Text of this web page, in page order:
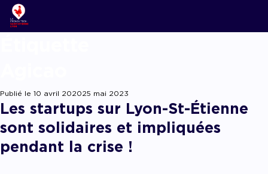
Les
Agenda
Offres
Publié le 10 avril 202025 mai 2023
Les startups sur Lyon-St-Étienne
sont solidaires et impliquées
pendant la crise !